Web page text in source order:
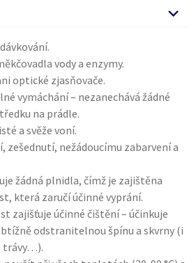
vody a enzymy.
optické zjasňovače.
vymáchání – nezanechává žádné
na prádle.
a svěže voní.
zešednutí, nežádoucímu zabarvení a
žádná plnidla, čímž je zajištěna
která zaručí účinné vyprání.
zajišťuje účinné čištění – účinkuje
odstranitelnou špínu a skvrny (i
trávy…).